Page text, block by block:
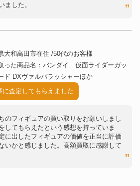
ました。
大和高田市在住 /50代のお客様
った商品名：バンダイ 仮面ライダーガッ
ド DXヴァルバラッシャーほか
に査定してもらえました
のフィギュアの買い取りをお願いしまし
してもらえたという感想を持っていま
に出したフィギュアの価値を正当に評価
いかと感じました。高額買取に感謝して